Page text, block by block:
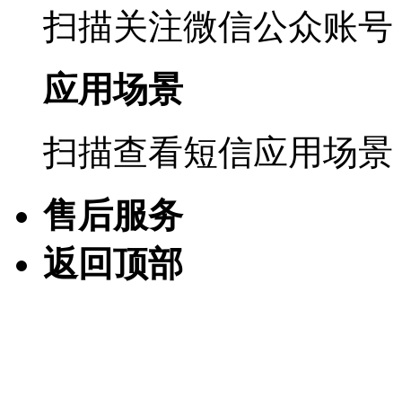
扫描关注微信公众账号
应用场景
扫描查看短信应用场景
售后服务
返回顶部